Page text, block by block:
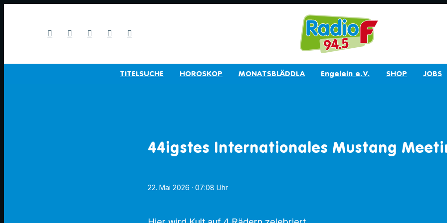
TITELSUCHE HOROSKOP MONATSBLÄDDLA Engelein e.V. SHOP JOBS
44igstes Internationales Mustang
22. Mai 2026 · 07:08 Uhr